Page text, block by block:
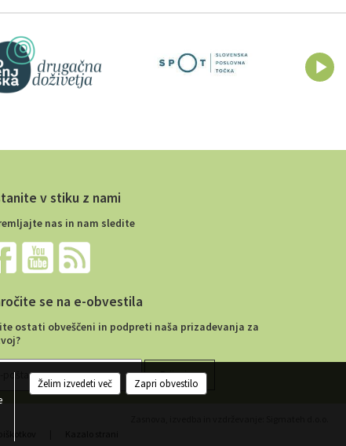
v stiku z nami
nas in nam sledite
se na e-obvestila
ostati obveščeni in podpreti naša prizadevanja za
Želim izvedeti več Zapri obvestilo